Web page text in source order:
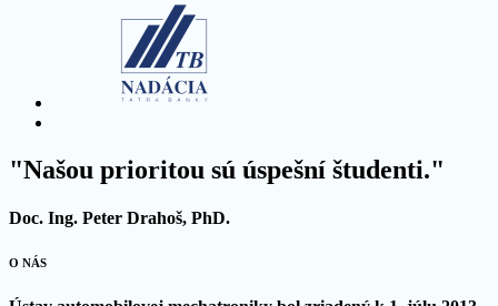
"Našou prioritou sú úspešní študenti."
Doc. Ing. Peter Drahoš, PhD.
O NÁS